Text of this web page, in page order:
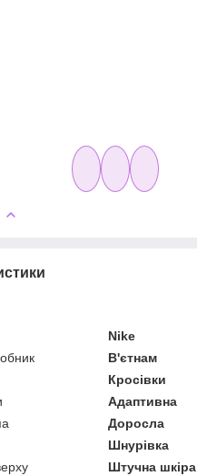
Nike
В'єтнам
Кросівки
Адаптивна
Доросла
Шнурівка
Штучна шкіра